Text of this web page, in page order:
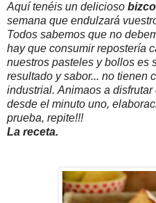
Aquí tenéis un delicioso
semana que endulzará
Todos sabemos que no
hay que consumir repostería
nuestros pasteles y bollos es
resultado y sabor... no tienen
industrial. Animaos a
desde el minuto uno,
prueba, repite!!!
La receta.